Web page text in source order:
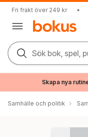
Fri frakt över 249 kr •
Sök bok, spel,
Skapa nya
Samhälle och politik